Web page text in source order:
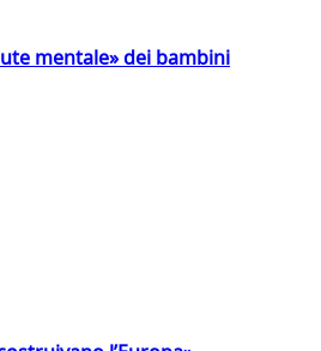
mentale» dei bambini